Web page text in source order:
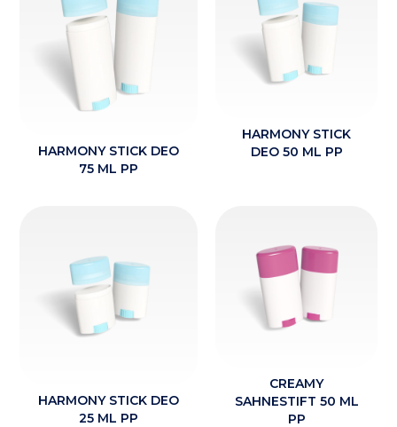
HARMONY STICK DEO
75 ML PP
HARMONY STICK
DEO 50 ML PP
HARMONY STICK DEO
25 ML PP
CREAMY
SAHNESTIFT 50 ML
PP